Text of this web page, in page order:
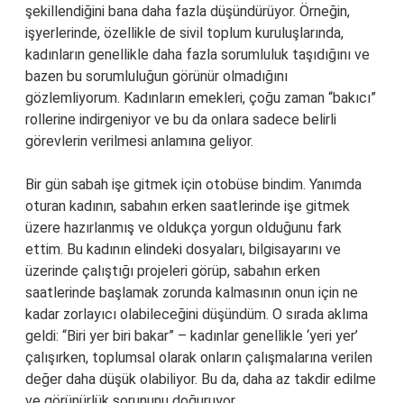
şekillendiğini bana daha fazla düşündürüyor. Örneğin,
işyerlerinde, özellikle de sivil toplum kuruluşlarında,
kadınların genellikle daha fazla sorumluluk taşıdığını ve
bazen bu sorumluluğun görünür olmadığını
gözlemliyorum. Kadınların emekleri, çoğu zaman “bakıcı”
rollerine indirgeniyor ve bu da onlara sadece belirli
görevlerin verilmesi anlamına geliyor.
Bir gün sabah işe gitmek için otobüse bindim. Yanımda
oturan kadının, sabahın erken saatlerinde işe gitmek
üzere hazırlanmış ve oldukça yorgun olduğunu fark
ettim. Bu kadının elindeki dosyaları, bilgisayarını ve
üzerinde çalıştığı projeleri görüp, sabahın erken
saatlerinde başlamak zorunda kalmasının onun için ne
kadar zorlayıcı olabileceğini düşündüm. O sırada aklıma
geldi: “Biri yer biri bakar” – kadınlar genellikle ‘yeri yer’
çalışırken, toplumsal olarak onların çalışmalarına verilen
değer daha düşük olabiliyor. Bu da, daha az takdir edilme